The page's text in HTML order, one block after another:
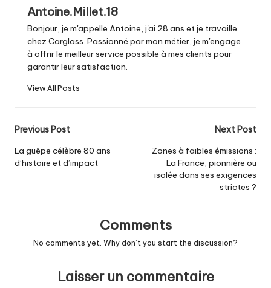
Antoine.Millet.18
Bonjour, je m'appelle Antoine, j'ai 28 ans et je travaille
chez Carglass. Passionné par mon métier, je m'engage
à offrir le meilleur service possible à mes clients pour
garantir leur satisfaction.
View All Posts
Post
navigation
Previous Post
La guêpe célèbre 80 ans
d’histoire et d’impact
Next Post
Zones à faibles émissions :
La France, pionnière ou
isolée dans ses exigences
strictes ?
Comments
No comments yet. Why don’t you start the discussion?
Laisser un commentaire